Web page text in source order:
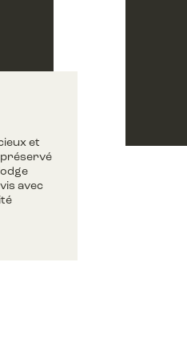
et
préservé
avec